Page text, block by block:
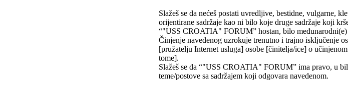
Slažeš se da nećeš postati uvredljive, bestidne, vulgarne,
orijentirane sadržaje kao ni bilo koje druge sadržaje koji
“"USS CROATIA" FORUM” hostan, bilo međunarodni(e)
Činjenje navedenog uzrokuje trenutno i trajno isključenje
[pružatelju Internet usluga] osobe [činitelja/ice] o
tome].
Slažeš se da “"USS CROATIA" FORUM” ima pravo, u
teme/postove sa sadržajem koji odgovara navedenom.